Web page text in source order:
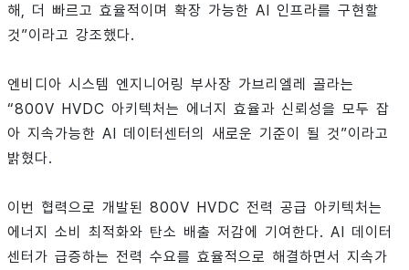
해, 더 빠르고 효율적이며 확장 가능한 AI 인프라를 구현할
것”이라고 강조했다.
엔비디아 시스템 엔지니어링 부사장 가브리엘레 골라는
“800V HVDC 아키텍처는 에너지 효율과 신뢰성을 모두 잡
아 지속가능한 AI 데이터센터의 새로운 기준이 될 것”이라고
밝혔다.
이번 협력으로 개발된 800V HVDC 전력 공급 아키텍처는
에너지 소비 최적화와 탄소 배출 저감에 기여한다. AI 데이터
센터가 급증하는 전력 수요를 효율적으로 해결하면서 지속가